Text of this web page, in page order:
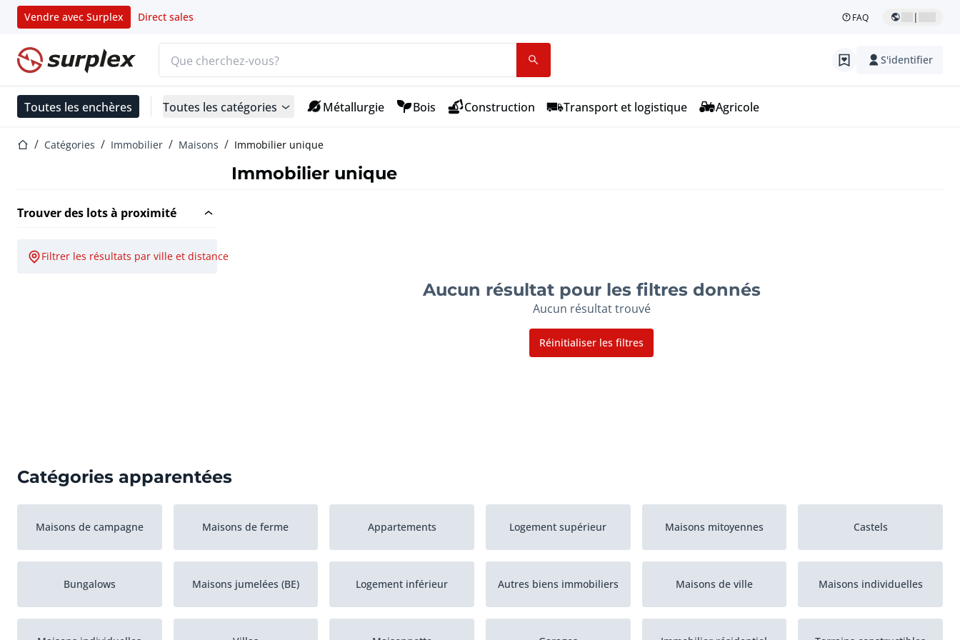
Vendre avec Surplex Direct sales FAQ |
Page d'accueil S'identifier
Toutes les enchères Toutes les catégories Métallurgie Bois Construction Transport et logistique Agricole
Page d'accueil
Catégories Immobilier Maisons Immobilier unique
Immobilier unique
Trouver des lots à proximité
Filtrer les résultats par ville et distance
Aucun résultat pour les filtres donnés
Aucun résultat trouvé
Réinitialiser les filtres
Catégories apparentées
Maisons de campagne Maisons de ferme Appartements Logement supérieur Maisons mitoyennes Castels
Bungalows Maisons jumelées (BE) Logement inférieur Autres biens immobiliers Maisons de ville Maisons individuelles